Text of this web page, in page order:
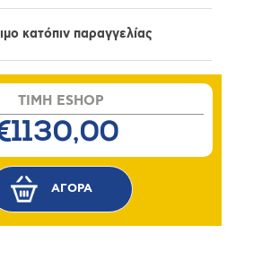
κατόπιν παραγγελίας
TIMH ESHOP